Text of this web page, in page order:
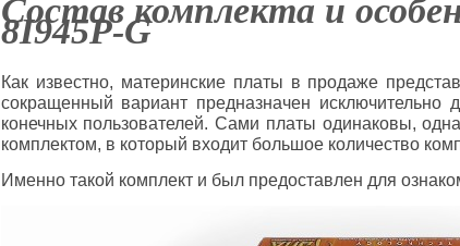
Состав комплекта и
8I945P-G
Как известно, материнские платы в продаже
сокращенный вариант предназначен
конечных пользователей. Сами платы одинаковы,
комплектом, в который входит большое количество
Именно такой комплект и был предоставлен для